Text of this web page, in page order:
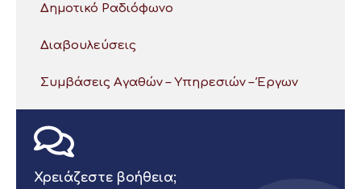
Δημοτικό Ραδιόφωνο
Διαβουλεύσεις
Συμβάσεις Αγαθών – Υπηρεσιών – Έργων
Χρειάζεστε βοήθεια;